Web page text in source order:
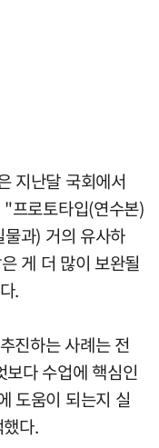
지난달 국회에서
프로토타입(연수본)
과) 거의 유사하
게 더 많이 보완될
.
진하는 사례는 전
다 수업에 핵심인
도움이 되는지 실
다.